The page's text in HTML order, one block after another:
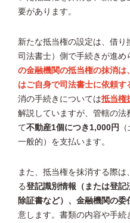
要があります。
新たな抵当権の設定は、借
司法書士）側で手続きが進め
の金融機関の抵当権の抹消
はご自身で司法書士に依頼す
消の手続きについては抵当権
解説していますが、管轄の法
て不動産1個につき1,000円
一般的）を支払います。
また、抵当権を抹消する際
る登記識別情報（または登
除証書など）、金融機関の委
意します。書類の内容や手